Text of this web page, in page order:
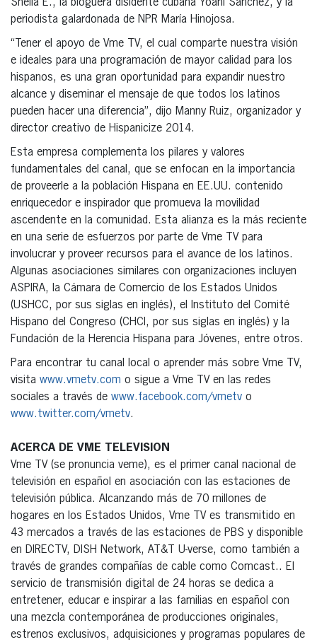
Sheila E., la bloguera disidente cubana Yoani Sánchez, y la
periodista galardonada de NPR María Hinojosa.
“Tener el apoyo de Vme TV, el cual comparte nuestra visión
e ideales para una programación de mayor calidad para los
hispanos, es una gran oportunidad para expandir nuestro
alcance y diseminar el mensaje de que todos los latinos
pueden hacer una diferencia”, dijo Manny Ruiz, organizador y
director creativo de Hispanicize 2014.
Esta empresa complementa los pilares y valores
fundamentales del canal, que se enfocan en la importancia
de proveerle a la población Hispana en EE.UU. contenido
enriquecedor e inspirador que promueva la movilidad
ascendente en la comunidad. Esta alianza es la más reciente
en una serie de esfuerzos por parte de Vme TV para
involucrar y proveer recursos para el avance de los latinos.
Algunas asociaciones similares con organizaciones incluyen
ASPIRA, la Cámara de Comercio de los Estados Unidos
(USHCC, por sus siglas en inglés), el Instituto del Comité
Hispano del Congreso (CHCI, por sus siglas en inglés) y la
Fundación de la Herencia Hispana para Jóvenes, entre otros.
Para encontrar tu canal local o aprender más sobre Vme TV,
visita www.vmetv.com o sigue a Vme TV en las redes
sociales a través de www.facebook.com/vmetv o
www.twitter.com/vmetv.
ACERCA DE VME TELEVISION
Vme TV (se pronuncia veme), es el primer canal nacional de
televisión en español en asociación con las estaciones de
televisión pública. Alcanzando más de 70 millones de
hogares en los Estados Unidos, Vme TV es transmitido en
43 mercados a través de las estaciones de PBS y disponible
en DIRECTV, DISH Network, AT&T U-verse, como también a
través de grandes compañías de cable como Comcast.. El
servicio de transmisión digital de 24 horas se dedica a
entretener, educar e inspirar a las familias en español con
una mezcla contemporánea de producciones originales,
estrenos exclusivos, adquisiciones y programas populares de